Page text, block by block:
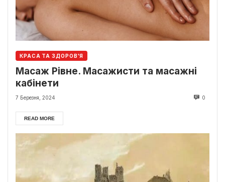
КРАСА ТА ЗДОРОВ'Я
Масаж Рівне. Масажисти та масажні
кабінети
7 Березня, 2024 0
READ MORE